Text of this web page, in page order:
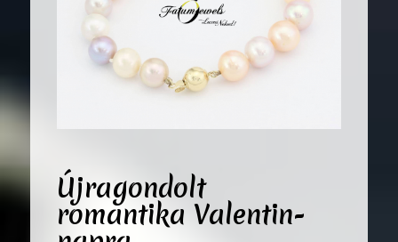
Újragondolt
romantika Valentin-